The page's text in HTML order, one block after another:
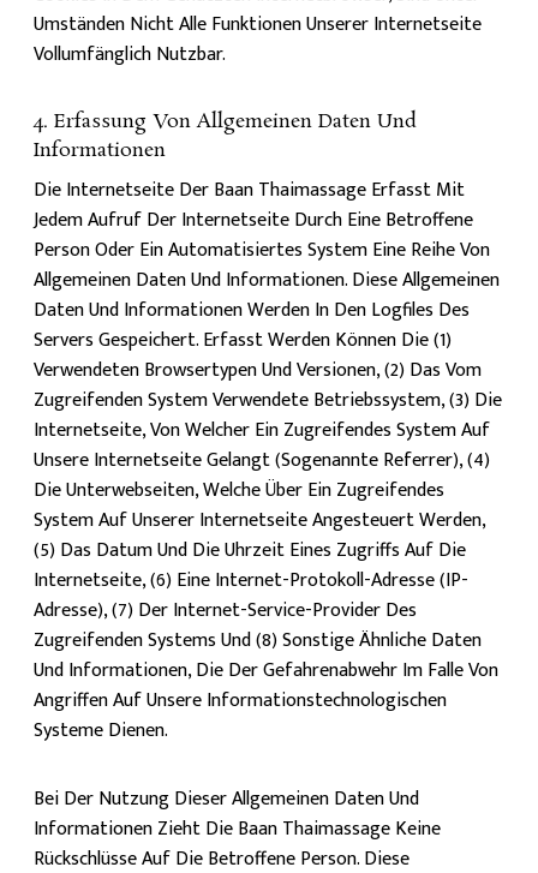
Umständen Nicht Alle Funktionen Unserer Internetseite
Vollumfänglich Nutzbar.
4. Erfassung Von Allgemeinen Daten Und
Informationen
Die Internetseite Der Baan Thaimassage Erfasst Mit
Jedem Aufruf Der Internetseite Durch Eine Betroffene
Person Oder Ein Automatisiertes System Eine Reihe Von
Allgemeinen Daten Und Informationen. Diese Allgemeinen
Daten Und Informationen Werden In Den Logfiles Des
Servers Gespeichert. Erfasst Werden Können Die (1)
Verwendeten Browsertypen Und Versionen, (2) Das Vom
Zugreifenden System Verwendete Betriebssystem, (3) Die
Internetseite, Von Welcher Ein Zugreifendes System Auf
Unsere Internetseite Gelangt (sogenannte Referrer), (4)
Die Unterwebseiten, Welche Über Ein Zugreifendes
System Auf Unserer Internetseite Angesteuert Werden,
(5) Das Datum Und Die Uhrzeit Eines Zugriffs Auf Die
Internetseite, (6) Eine Internet-Protokoll-Adresse (IP-
Adresse), (7) Der Internet-Service-Provider Des
Zugreifenden Systems Und (8) Sonstige Ähnliche Daten
Und Informationen, Die Der Gefahrenabwehr Im Falle Von
Angriffen Auf Unsere Informationstechnologischen
Systeme Dienen.
Bei Der Nutzung Dieser Allgemeinen Daten Und
Informationen Zieht Die Baan Thaimassage Keine
Rückschlüsse Auf Die Betroffene Person. Diese